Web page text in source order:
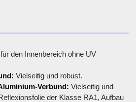
den Innenbereich ohne UV
Vielseitig und robust.
Verbund: Vielseitig und
der Klasse RA1, Aufbau